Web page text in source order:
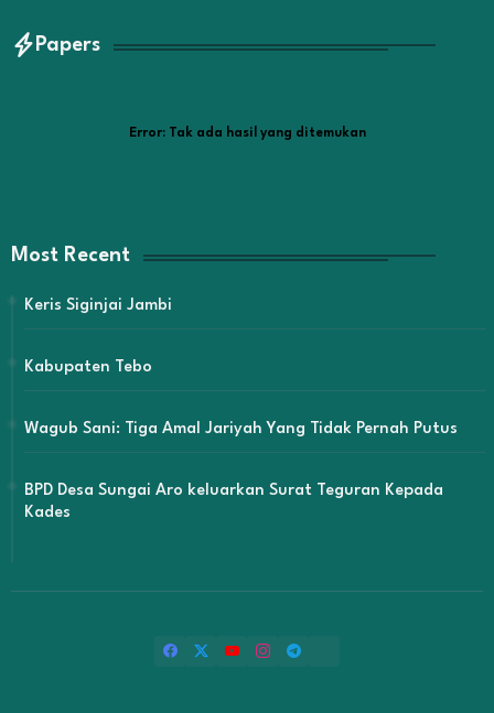
Papers
Error:Tak ada hasil yang ditemukan
Most Recent
Keris Siginjai Jambi
Kabupaten Tebo
Wagub Sani: Tiga Amal Jariyah Yang Tidak Pernah Putus
BPD Desa Sungai Aro keluarkan Surat Teguran Kepada
Kades